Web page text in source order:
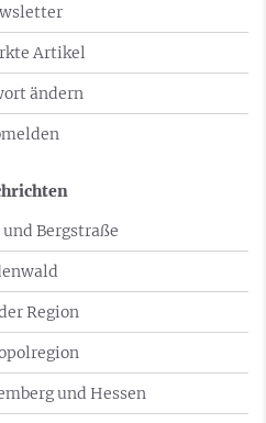
Artikel
ändern
Bergstraße
Region
und Hessen